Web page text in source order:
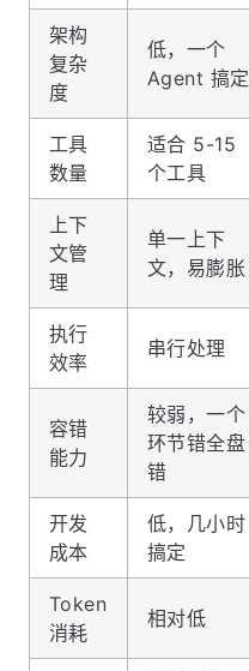
架构
复杂
度
低，一个
Agent 搞定
工具
数量
适合 5-15
个工具
上下
文管
理
单一上下
文，易膨胀
执行
效率
串行处理
容错
能力
较弱，一个
环节错全盘
错
开发
成本
低，几小时
搞定
Token
消耗
相对低